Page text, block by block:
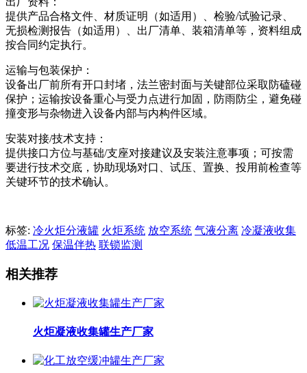
提供产品合格文件、材质证明（如适用）、检验/试验记录、
无损检测报告（如适用）、出厂清单、装箱清单等，资料组成
按合同约定执行。
运输与包装保护：
设备出厂前所有开口封堵，法兰密封面与关键部位采取防磕碰
保护；运输按设备重心与受力点进行加固，防雨防尘，避免碰
撞变形与杂物进入设备内部与内构件区域。
安装对接/技术支持：
提供接口方位与基础/支座对接建议及安装注意事项；可按需
要进行技术交底，协助现场对口、试压、置换、投用前检查等
关键环节的技术确认。
标签: 冷火炬分液罐 火炬系统 放空系统 气液分离 冷凝液收集
低温工况 保温伴热 联锁监测
相关推荐
火炬凝液收集罐生产厂家